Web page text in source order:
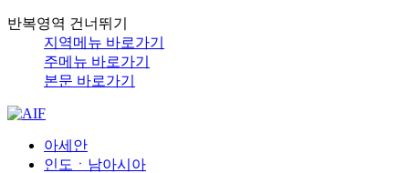
반복영역 건너뛰기
지역메뉴 바로가기
주메뉴 바로가기
본문 바로가기
아세안
인도ㆍ남아시아